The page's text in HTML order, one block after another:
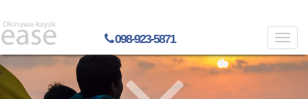
098-923-5871